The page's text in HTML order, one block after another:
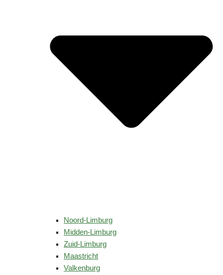
Noord-Limburg
Midden-Limburg
Zuid-Limburg
Maastricht
Valkenburg